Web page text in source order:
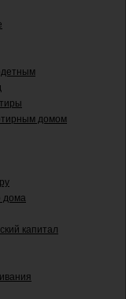
домом
дома
капитал